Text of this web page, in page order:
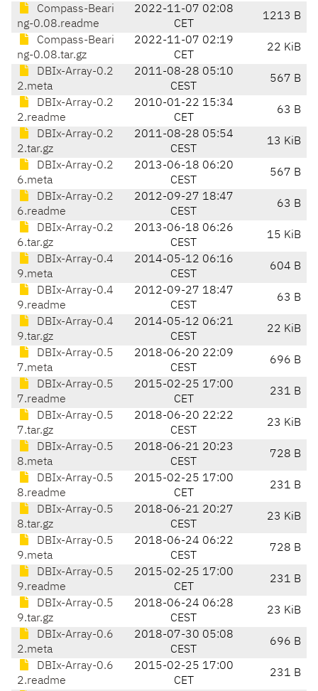
Compass-Beari
ng-0.08.readme
2022-11-07 02:08
CET
1213 B
Compass-Beari
ng-0.08.tar.gz
2022-11-07 02:19
CET
22 KiB
DBIx-Array-0.2
2.meta
2011-08-28 05:10
CEST
567 B
DBIx-Array-0.2
2.readme
2010-01-22 15:34
CET
63 B
DBIx-Array-0.2
2.tar.gz
2011-08-28 05:54
CEST
13 KiB
DBIx-Array-0.2
6.meta
2013-06-18 06:20
CEST
567 B
DBIx-Array-0.2
6.readme
2012-09-27 18:47
CEST
63 B
DBIx-Array-0.2
6.tar.gz
2013-06-18 06:26
CEST
15 KiB
DBIx-Array-0.4
9.meta
2014-05-12 06:16
CEST
604 B
DBIx-Array-0.4
9.readme
2012-09-27 18:47
CEST
63 B
DBIx-Array-0.4
9.tar.gz
2014-05-12 06:21
CEST
22 KiB
DBIx-Array-0.5
7.meta
2018-06-20 22:09
CEST
696 B
DBIx-Array-0.5
7.readme
2015-02-25 17:00
CET
231 B
DBIx-Array-0.5
7.tar.gz
2018-06-20 22:22
CEST
23 KiB
DBIx-Array-0.5
8.meta
2018-06-21 20:23
CEST
728 B
DBIx-Array-0.5
8.readme
2015-02-25 17:00
CET
231 B
DBIx-Array-0.5
8.tar.gz
2018-06-21 20:27
CEST
23 KiB
DBIx-Array-0.5
9.meta
2018-06-24 06:22
CEST
728 B
DBIx-Array-0.5
9.readme
2015-02-25 17:00
CET
231 B
DBIx-Array-0.5
9.tar.gz
2018-06-24 06:28
CEST
23 KiB
DBIx-Array-0.6
2.meta
2018-07-30 05:08
CEST
696 B
DBIx-Array-0.6
2.readme
2015-02-25 17:00
CET
231 B